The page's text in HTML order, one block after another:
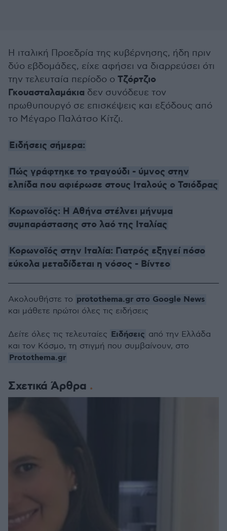
Η ιταλική Προεδρία της κυβέρνησης, ήδη πριν
δύο εβδομάδες, είχε αφήσει να διαρρεύσει ότι
την τελευταία περίοδο ο Τζόρτζιο
Γκουασταλαμάκια δεν συνόδευε τον
πρωθυπουργό σε επισκέψεις και εξόδους από
το Μέγαρο Παλάτσο Κίτζι.
Ειδήσεις σήμερα:
Πώς γράφτηκε το τραγούδι - ύμνος στην
ελπίδα που αφιέρωσε στους Ιταλούς ο Τσιόδρας
Κορωνοϊός: Η Αθήνα στέλνει μήνυμα
συμπαράστασης στο λαό της Ιταλίας
Κορωνοϊός στην Ιταλία: Γιατρός εξηγεί πόσο
εύκολα μεταδίδεται η νόσος - Βίντεο
Σχετικά Άρθρα
Ακολουθήστε το protothema.gr στο Google News
και μάθετε πρώτοι όλες τις ειδήσεις
Δείτε όλες τις τελευταίες Ειδήσεις από την Ελλάδα
και τον Κόσμο, τη στιγμή που συμβαίνουν, στο
Protothema.gr